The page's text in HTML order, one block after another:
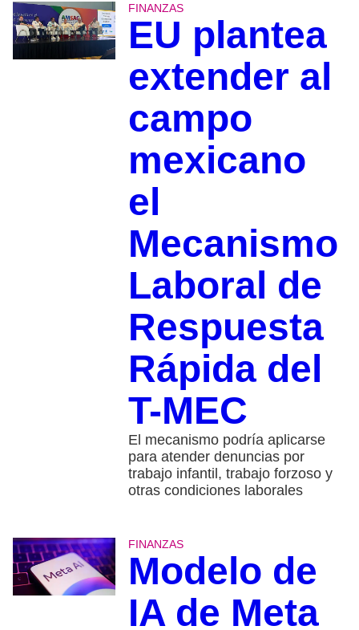
FINANZAS
EU plantea
extender al
campo
mexicano
el
Mecanismo
Laboral de
Respuesta
Rápida del
T-MEC
El mecanismo podría aplicarse
para atender denuncias por
trabajo infantil, trabajo forzoso y
otras condiciones laborales
FINANZAS
Modelo de
IA de Meta